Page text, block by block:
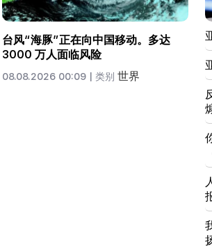
台风“海豚”正在向中国移动。多达
3000 万人面临风险
08.08.2026 00:09 | 类别世界